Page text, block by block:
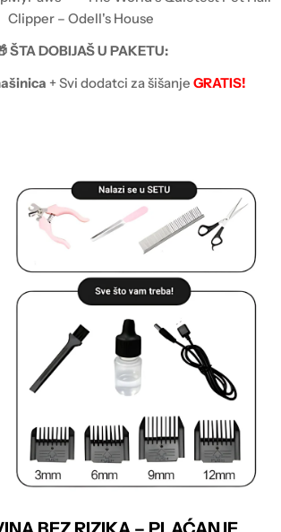
ŠTA DOBIJAŠ U PAKETU:
+ Svi dodatci za šišanje GRATIS!